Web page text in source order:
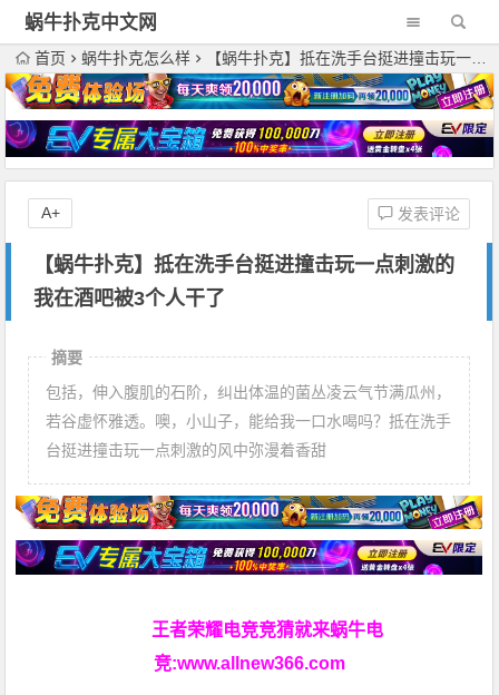
蜗牛扑克中文网
首页 蜗牛扑克怎么样 【蜗牛扑克】抵在洗手台挺进撞击玩一点刺激的 我在酒吧被3个人干了
【蜗牛扑克】抵在洗手台挺进撞击玩一点刺激的
我在酒吧被3个人干了
发表评论
A+
摘要
包括，伸入腹肌的石阶，纠出体温的菌丛凌云气节满瓜州，
若谷虚怀雅透。噢，小山子，能给我一口水喝吗？抵在洗手
台挺进撞击玩一点刺激的风中弥漫着香甜
王者荣耀电竞竞猜就来蜗牛电
竞:www.allnew366.com